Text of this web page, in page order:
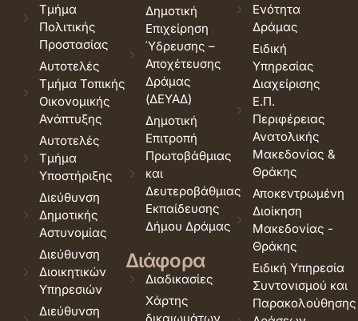
Τμήμα
Πολιτικής
Προστασίας
Αυτοτελές
Τμήμα Τοπικής
Οικονομικής
Ανάπτυξης
Αυτοτελές
Τμήμα
Υποστήριξης
Διεύθυνση
Δημοτικής
Αστυνομίας
Διεύθυνση
Διοικητικών
Υπηρεσιών
Διεύθυνση
Δημοτική
Επιχείρηση
Ύδρευσης –
Αποχέτευσης
Δράμας
(ΔΕΥΑΔ)
Δημοτική
Επιτροπή
Πρωτοβάθμιας
και
Δευτεροβάθμιας
Εκπαίδευσης
Δήμου Δράμας
Διάφορα
Διαδικασίες
Χάρτης
Ενότητα
Δράμας
Ειδική
Υπηρεσίας
Διαχείρισης
Ε.Π.
Περιφέρειας
Ανατολικής
Μακεδονίας &
Θράκης
Αποκεντρωμένη
Διοίκηση
Μακεδονίας -
Θράκης
Ειδική Υπηρεσία
Συντονισμού και
Παρακολούθησης